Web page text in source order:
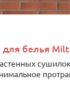
белья
сушилок